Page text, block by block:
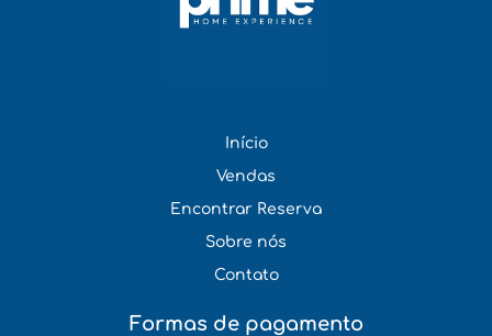
Início
Vendas
Encontrar Reserva
Sobre nós
Contato
Formas de pagamento